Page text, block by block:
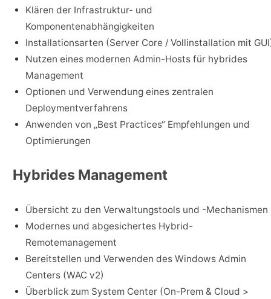
Klären der Infrastruktur- und
Komponentenabhängigkeiten
Installationsarten (Server Core / Vollinstallation mit
Nutzen eines modernen Admin-Hosts für hybrides
Management
Optionen und Verwendung eines zentralen
Deploymentverfahrens
Anwenden von „Best Practices“ Empfehlungen und
Optimierungen
Hybrides Management
Übersicht zu den Verwaltungstools und -Mechanismen
Modernes und abgesichertes Hybrid-
Remotemanagement
Bereitstellen und Verwenden des Windows Admin
Centers (WAC v2)
Überblick zum System Center (On-Prem & Cloud >